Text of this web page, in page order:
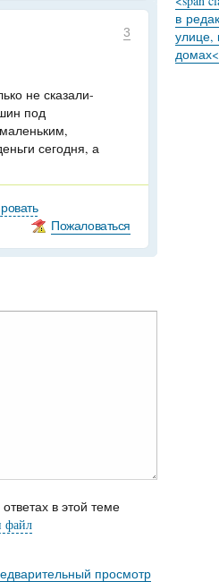
3
не сказали-
под
сегодня, а
Пожаловаться
в этой теме
файл
просмотр
в
улице,